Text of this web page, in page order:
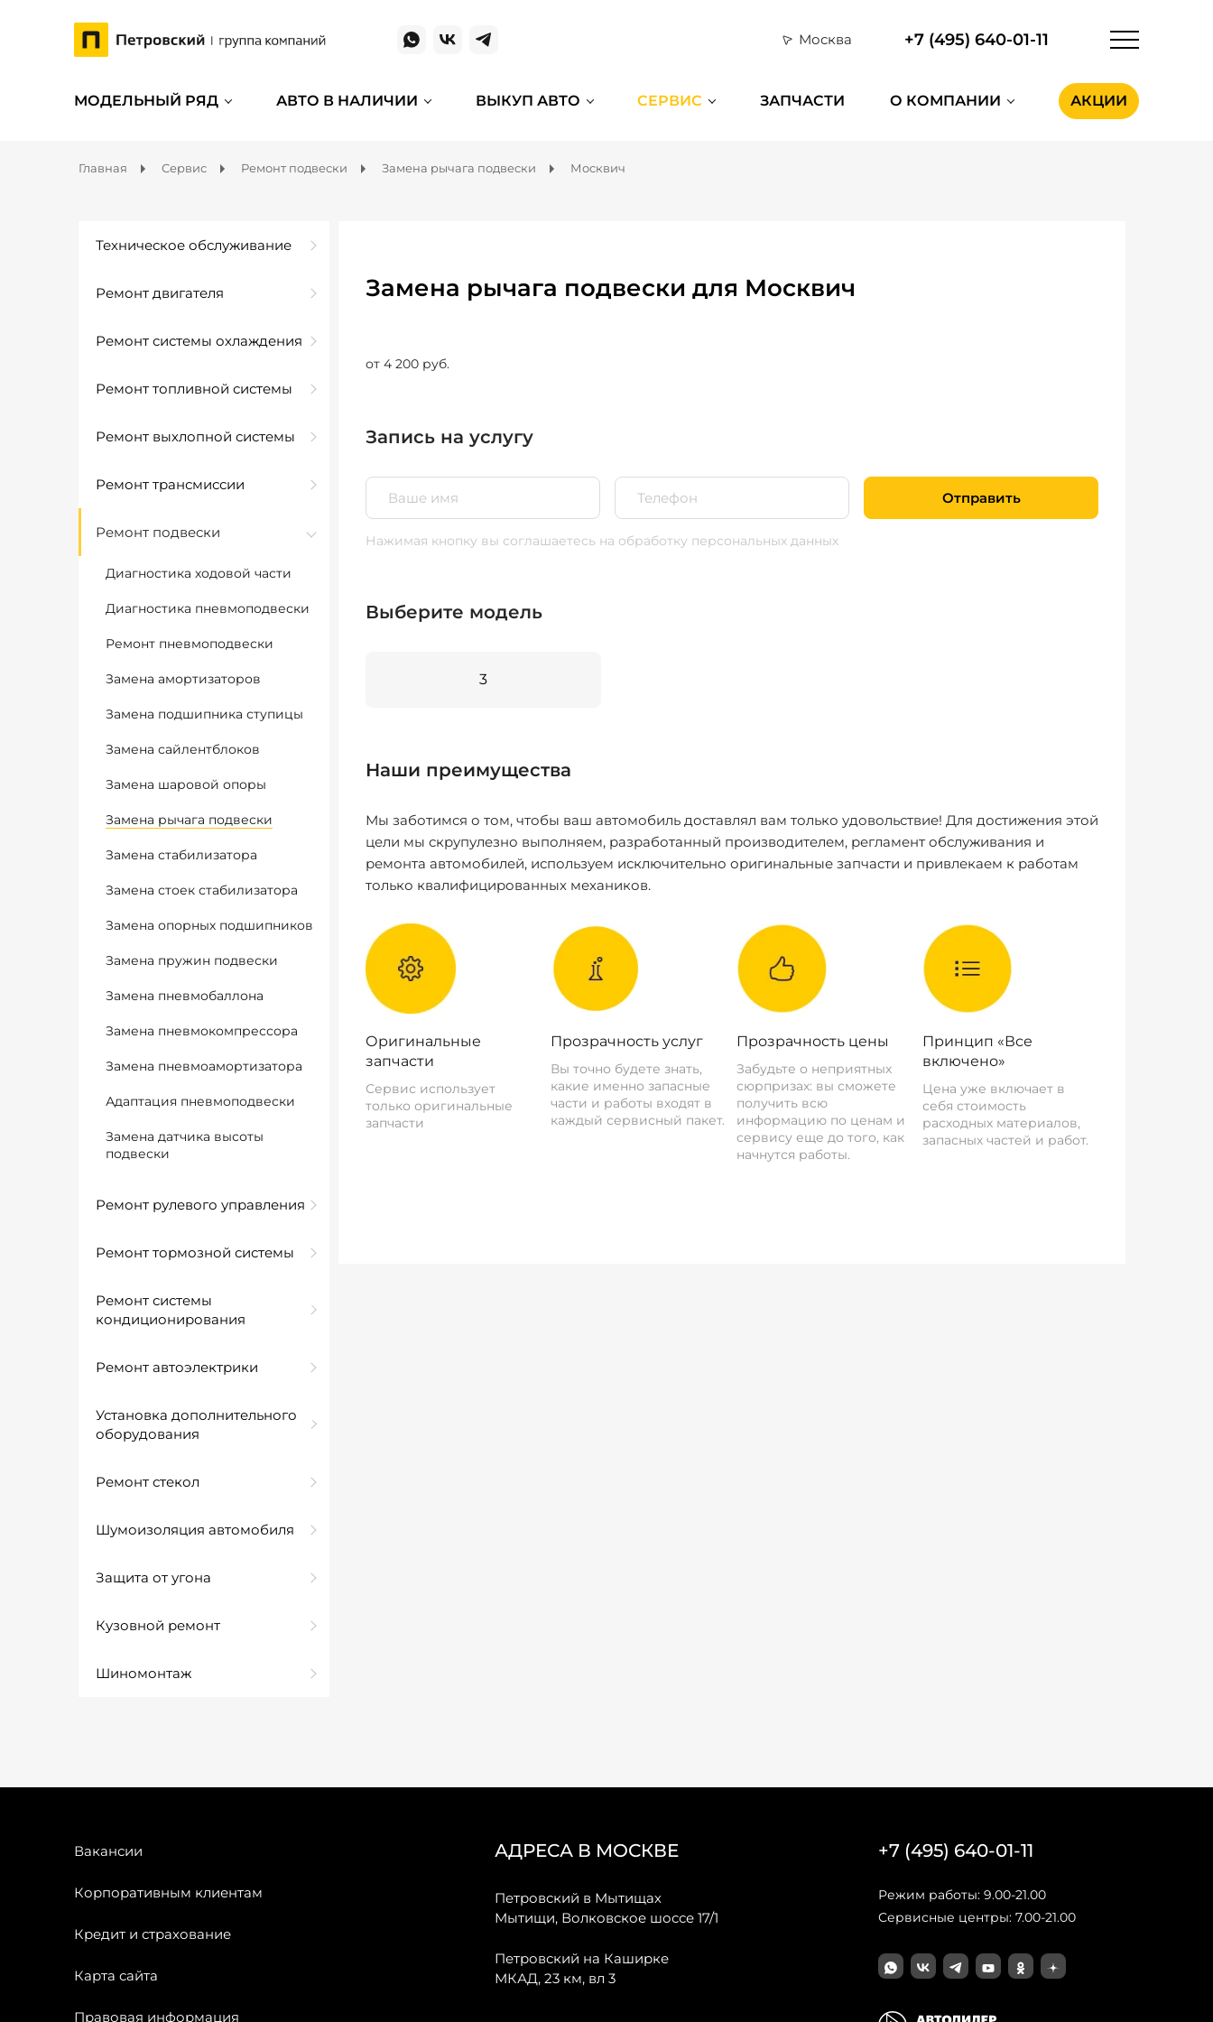
Москва +7 (495) 640-01-11
МОДЕЛЬНЫЙ РЯД АВТО В НАЛИЧИИ ВЫКУП АВТО СЕРВИС ЗАПЧАСТИ О КОМПАНИИ АКЦИИ
Главная Сервис Ремонт подвески Замена рычага подвески Москвич
Техническое обслуживание
Ремонт двигателя
Ремонт системы охлаждения
Ремонт топливной системы
Ремонт выхлопной системы
Ремонт трансмиссии
Ремонт подвески
Диагностика ходовой части
Диагностика пневмоподвески
Ремонт пневмоподвески
Замена амортизаторов
Замена подшипника ступицы
Замена сайлентблоков
Замена шаровой опоры
Замена рычага подвески
Замена стабилизатора
Замена стоек стабилизатора
Замена опорных подшипников
Замена пружин подвески
Замена пневмобаллона
Замена пневмокомпрессора
Замена пневмоамортизатора
Адаптация пневмоподвески
Замена датчика высоты
подвески
Ремонт рулевого управления
Ремонт тормозной системы
Ремонт системы
кондиционирования
Ремонт автоэлектрики
Установка дополнительного
оборудования
Ремонт стекол
Шумоизоляция автомобиля
Защита от угона
Кузовной ремонт
Шиномонтаж
Замена рычага подвески для Москвич
от 4 200 руб.
Запись на услугу
Отправить
Нажимая кнопку вы соглашаетесь на обработку персональных данных
Выберите модель
3
Наши преимущества
Мы заботимся о том, чтобы ваш автомобиль доставлял вам только удовольствие! Для достижения этой
цели мы скрупулезно выполняем, разработанный производителем, регламент обслуживания и
ремонта автомобилей, используем исключительно оригинальные запчасти и привлекаем к работам
только квалифицированных механиков.
Оригинальные
запчасти
Сервис использует
только оригинальные
запчасти
Прозрачность услуг
Вы точно будете знать,
какие именно запасные
части и работы входят в
каждый сервисный пакет.
Прозрачность цены
Забудьте о неприятных
сюрпризах: вы сможете
получить всю
информацию по ценам и
сервису еще до того, как
начнутся работы.
Принцип «Все
включено»
Цена уже включает в
себя стоимость
расходных материалов,
запасных частей и работ.
Вакансии
Корпоративным клиентам
Кредит и страхование
Карта сайта
Правовая информация
АДРЕСА В МОСКВЕ
Петровский в Мытищах
Мытищи, Волковское шоссе 17/1
Петровский на Каширке
МКАД, 23 км, вл 3
+7 (495) 640-01-11
Режим работы: 9.00-21.00
Сервисные центры: 7.00-21.00